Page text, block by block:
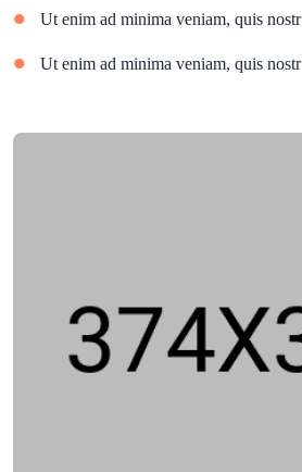
Ut enim ad minima veniam, quis nostr
Ut enim ad minima veniam, quis nostr